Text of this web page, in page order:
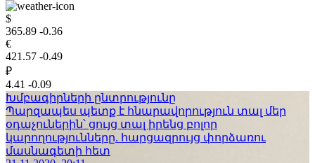
$
365.89 -0.36
€
421.57 -0.49
₽
4.41 -0.09
Խմբագիրների ընտրությունը
Պարզապես պետք է հնարավորություն տալ մեր
օդաչուներին՝ ցույց տալ իրենց բոլոր
կարողությունները. հարցազրույց փորձառու
մասնագետի հետ